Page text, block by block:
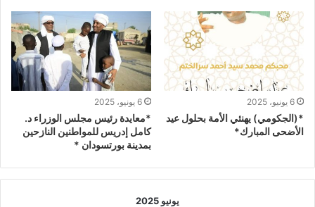
6 يونيو، 2025
*(الجكومي) يهنئي الأمة بحلول عيد
الأضحى المبارك*
6 يونيو، 2025
*معايدة رئيس مجلس الوزراء د.
كامل إدريس للمواطنين النازحين
بمدينة بورتسودان *
يونيو 2025